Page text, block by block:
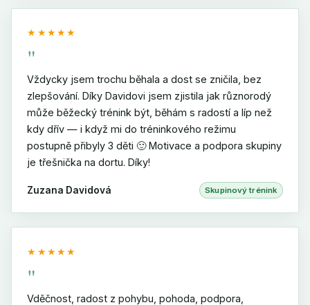
★★★★★
"
Vždycky jsem trochu běhala a dost se zničila, bez
zlepšování. Díky Davidovi jsem zjistila jak různorodý
může běžecký trénink být, běhám s radostí a líp než
kdy dřív — i když mi do tréninkového režimu
postupně přibyly 3 děti 🙂 Motivace a podpora skupiny
je třešnička na dortu. Díky!
Zuzana Davidová Skupinový trénink
★★★★★
"
Vděčnost, radost z pohybu, pohoda, podpora,